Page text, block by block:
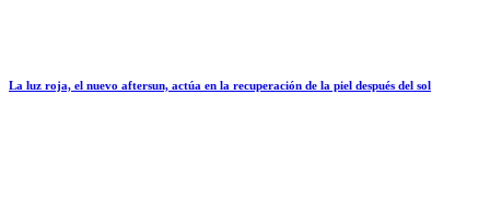
La luz roja, el nuevo aftersun, actúa en la recuperación de la piel después del sol